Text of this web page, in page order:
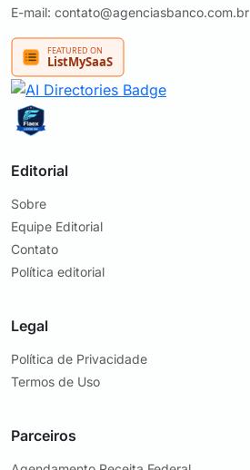
E-mail: contato@agenciasbanco.com.br
Editorial
Sobre
Equipe Editorial
Contato
Política editorial
Legal
Política de Privacidade
Termos de Uso
Parceiros